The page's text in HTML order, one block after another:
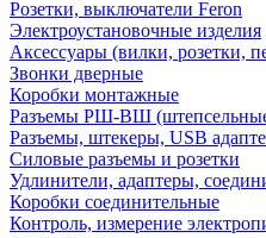
Розетки, выключатели Feron
Электроустановочные изделия
Аксессуары (вилки, розетки,
Звонки дверные
Коробки монтажные
Разъемы РШ-ВШ
Разъемы, штекеры, USB
Силовые разъемы и розетки
Удлинители, адаптеры,
Коробки соединительные
Контроль, измерение